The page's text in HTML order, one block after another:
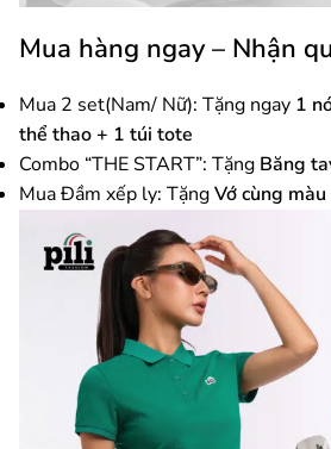
Mua hàng ngay – Nhận
Mua 2 set(Nam/ Nữ): Tặng ngay 1
thể thao + 1 túi tote
Combo “THE START”: Tặng Băng
Mua Đầm xếp ly: TặngVớcùng màu